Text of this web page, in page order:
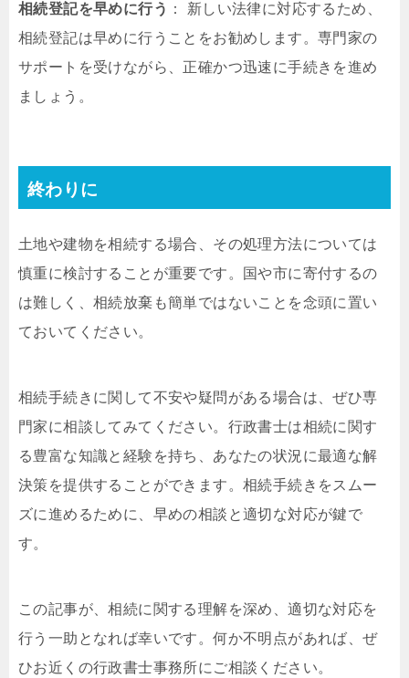
相続登記を早めに行う ： 新しい法律に対応するため、
相続登記は早めに行うことをお勧めします。専門家の
サポートを受けながら、正確かつ迅速に手続きを進め
ましょう。
終わりに
土地や建物を相続する場合、その処理方法については
慎重に検討することが重要です。国や市に寄付するの
は難しく、相続放棄も簡単ではないことを念頭に置い
ておいてください。
相続手続きに関して不安や疑問がある場合は、ぜひ専
門家に相談してみてください。行政書士は相続に関す
る豊富な知識と経験を持ち、あなたの状況に最適な解
決策を提供することができます。相続手続きをスムー
ズに進めるために、早めの相談と適切な対応が鍵で
す。
この記事が、相続に関する理解を深め、適切な対応を
行う一助となれば幸いです。何か不明点があれば、ぜ
ひお近くの行政書士事務所にご相談ください。